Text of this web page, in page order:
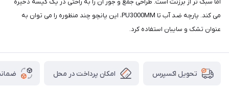
اما سبک تر از برزنت است. طراحی جمع و جور آن را به راحتی در یک کیسه ذخیره
می کند. پارچه ضد آب تا PU3000MM، این پانچو چند منظوره را می توان به
عنوان تشک و سایبان استفاده کرد.
تحویل اکسپرس امکان پرداخت در محل